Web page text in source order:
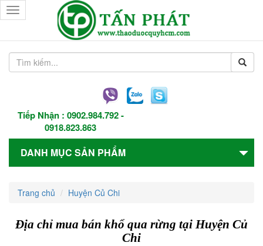
Tiếp Nhận : 0902.984.792-
0918.823.863
Toggle
navigation
DANH MỤC SẢN PHẨM
Trang chủ Huyện Củ Chi
Địa chỉ mua bán khổ qua rừng tại Huyện Củ
Chi